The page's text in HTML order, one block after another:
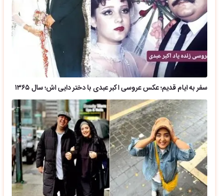
سفر به ایام قدیم؛ عکس عروسی اکبر عبدی با دختر دایی اش؛ سال ۱۳۶۵